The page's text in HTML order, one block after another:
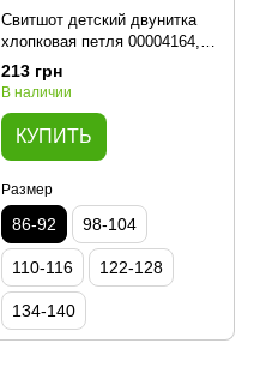
Свитшот детский двунитка
хлопковая петля 00004164,
86-92 см, 2 года
213 грн
В наличии
КУПИТЬ
Размер
86-92 98-104
110-116 122-128
134-140